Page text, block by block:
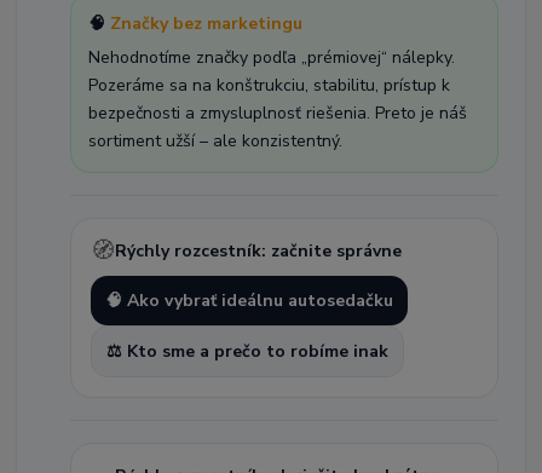
🧠 Značky bez marketingu
Nehodnotíme značky podľa „prémiovej“ nálepky.
Pozeráme sa na konštrukciu, stabilitu, prístup k
bezpečnosti a zmysluplnosť riešenia. Preto je náš
sortiment užší – ale konzistentný.
🧭Rýchly rozcestník: začnite správne
🧠 Ako vybrať ideálnu autosedačku
⚖️ Kto sme a prečo to robíme inak